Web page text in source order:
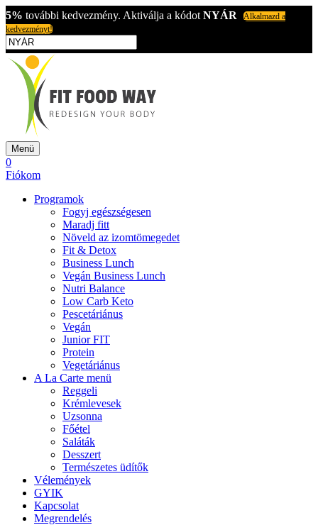
5% további kedvezmény. Aktiválja a kódot NYÁR
Alkalmazd a
kedvezményt!
Menü
0
Fiókom
Programok
Fogyj egészségesen
Maradj fitt
Növeld az izomtömegedet
Fit & Detox
Business Lunch
Vegán Business Lunch
Nutri Balance
Low Carb Keto
Pescetáriánus
Vegán
Junior FIT
Protein
Vegetáriánus
A La Carte menü
Reggeli
Krémlevesek
Uzsonna
Főétel
Saláták
Desszert
Természetes üdítők
Vélemények
GYIK
Kapcsolat
Megrendelés